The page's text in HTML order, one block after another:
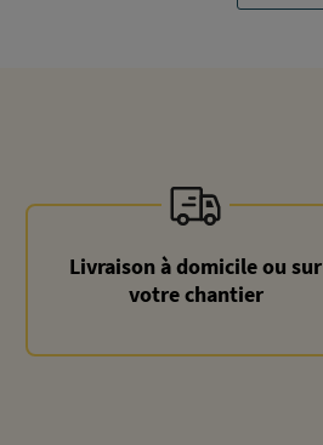
Livraison à domicile ou sur
votre chantier